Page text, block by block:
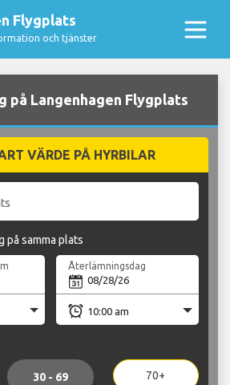
Flygplats
och tjänster
på Langenhagen Flygplats
VÄRDE PÅ HYRBILAR
på samma plats
Återlämningsdag
30 - 69 70+